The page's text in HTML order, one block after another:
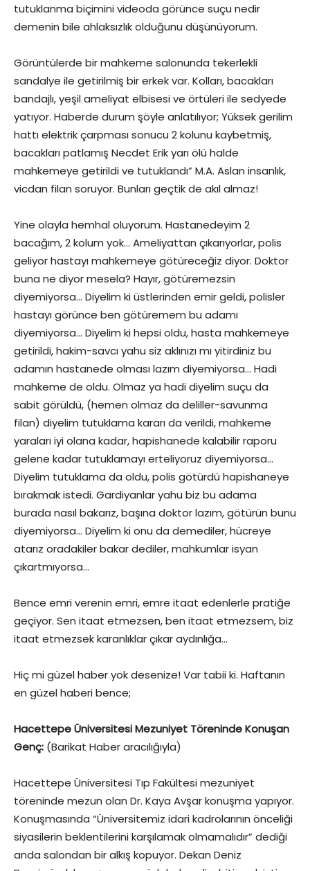
tutuklanma biçimini videoda görünce suçu nedir
demenin bile ahlaksızlık olduğunu düşünüyorum.
Görüntülerde bir mahkeme salonunda tekerlekli
sandalye ile getirilmiş bir erkek var. Kolları, bacakları
bandajlı, yeşil ameliyat elbisesi ve örtüleri ile sedyede
yatıyor. Haberde durum şöyle anlatılıyor; Yüksek gerilim
hattı elektrik çarpması sonucu 2 kolunu kaybetmiş,
bacakları patlamış Necdet Erik yarı ölü halde
mahkemeye getirildi ve tutuklandı” M.A. Aslan insanlık,
vicdan filan soruyor. Bunları geçtik de akıl almaz!
Yine olayla hemhal oluyorum. Hastanedeyim 2
bacağım, 2 kolum yok… Ameliyattan çıkarıyorlar, polis
geliyor hastayı mahkemeye götüreceğiz diyor. Doktor
buna ne diyor mesela? Hayır, götüremezsin
diyemiyorsa… Diyelim ki üstlerinden emir geldi, polisler
hastayı görünce ben götüremem bu adamı
diyemiyorsa… Diyelim ki hepsi oldu, hasta mahkemeye
getirildi, hakim-savcı yahu siz aklınızı mı yitirdiniz bu
adamın hastanede olması lazım diyemiyorsa… Hadi
mahkeme de oldu. Olmaz ya hadi diyelim suçu da
sabit görüldü, (hemen olmaz da deliller-savunma
filan) diyelim tutuklama kararı da verildi, mahkeme
yaraları iyi olana kadar, hapishanede kalabilir raporu
gelene kadar tutuklamayı erteliyoruz diyemiyorsa…
Diyelim tutuklama da oldu, polis götürdü hapishaneye
bırakmak istedi. Gardiyanlar yahu biz bu adama
burada nasıl bakarız, başına doktor lazım, götürün bunu
diyemiyorsa… Diyelim ki onu da demediler, hücreye
atarız oradakiler bakar dediler, mahkumlar isyan
çıkartmıyorsa…
Bence emri verenin emri, emre itaat edenlerle pratiğe
geçiyor. Sen itaat etmezsen, ben itaat etmezsem, biz
itaat etmezsek karanlıklar çıkar aydınlığa…
Hiç mi güzel haber yok desenize! Var tabii ki. Haftanın
en güzel haberi bence;
Hacettepe Üniversitesi Mezuniyet Töreninde Konuşan
Genç: (Barikat Haber aracılığıyla)
Hacettepe Üniversitesi Tıp Fakültesi mezuniyet
töreninde mezun olan Dr. Kaya Avşar konuşma yapıyor.
Konuşmasında “Üniversitemiz idari kadrolarının önceliği
siyasilerin beklentilerini karşılamak olmamalıdır” dediği
anda salondan bir alkış kopuyor. Dekan Deniz